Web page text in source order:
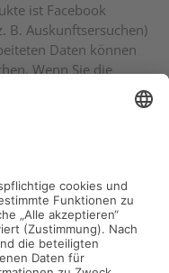
ist Facebook
B. Auskunftsersuchen)
Daten können
Wenn Sie die
sind wir
gestützt.
und
.